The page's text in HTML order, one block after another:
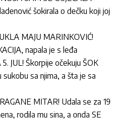
šokirala o dečku koji joj
MAJU MARINKOVIĆ!
napala je s leđa
JUL! Škorpije očekuju ŠOK
sa njima, a šta je sa
MITAR! Udala se za 19
rodila mu sina, a onda SE